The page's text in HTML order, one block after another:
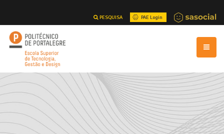
PAE Login
PESQUISA